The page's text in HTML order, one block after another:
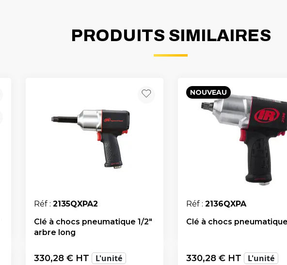
PRODUITS SIMILAIRES
Réf : 2135QXPA2
Clé à chocs pneumatique 1/2"
arbre long
330,28 € HT L'unité
NOUVEAU
Réf : 2136QXPA
Clé à chocs
330,28 € HT L'unité